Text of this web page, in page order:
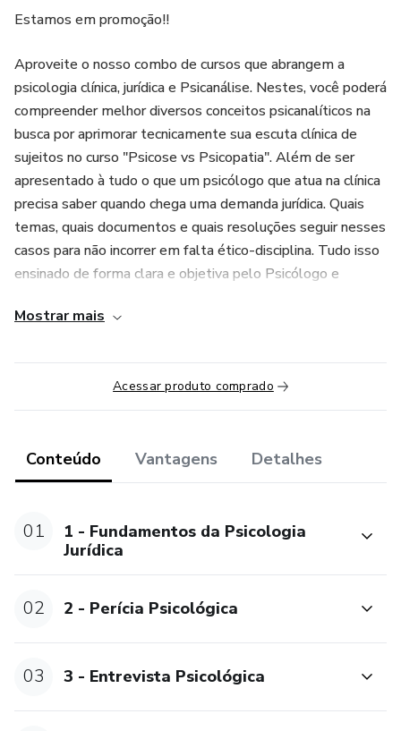
Estamos em promoção!!
Aproveite o nosso combo de cursos que abrangem a
psicologia clínica, jurídica e Psicanálise. Nestes, você poderá
compreender melhor diversos conceitos psicanalíticos na
busca por aprimorar tecnicamente sua escuta clínica de
sujeitos no curso "Psicose vs Psicopatia". Além de ser
apresentado à tudo o que um psicólogo que atua na clínica
precisa saber quando chega uma demanda jurídica. Quais
temas, quais documentos e quais resoluções seguir nesses
casos para não incorrer em falta ético-disciplina. Tudo isso
ensinado de forma clara e objetiva pelo Psicólogo e
experiência na clínica psicanalítica, atendimento de casos
mestrado em Criminologia Forense.
Ministrante: Altiere Ponciano– CRP 10/02818
Período de acesso ao portal: 6 Meses.
O certificado será enviado para o E-mail cadastrado em até
Mostrar mais
Acessar produto comprado
Conteúdo Vantagens Detalhes
01
1 - Fundamentos da Psicologia
Jurídica
02 2 - Perícia Psicológica
03 3 - Entrevista Psicológica